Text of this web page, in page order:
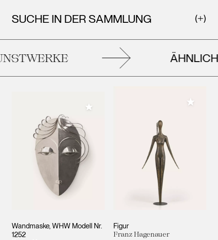
SUCHE IN DER SAMMLUNG
Wandmaske, WHW Modell Nr.
1252
Meiner Sammlung hinzufügen
Figur
Franz Hagenauer
Meiner